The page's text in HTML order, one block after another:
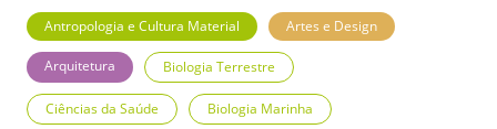
Antropologia e Cultura Material Artes e Design
Arquitetura Biologia Terrestre
Ciências da Saúde Biologia Marinha